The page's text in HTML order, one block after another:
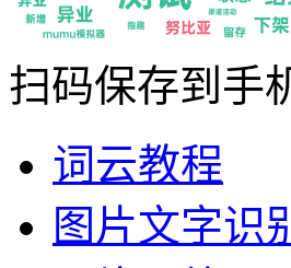
扫码保存到手
词云教程
图片文字识